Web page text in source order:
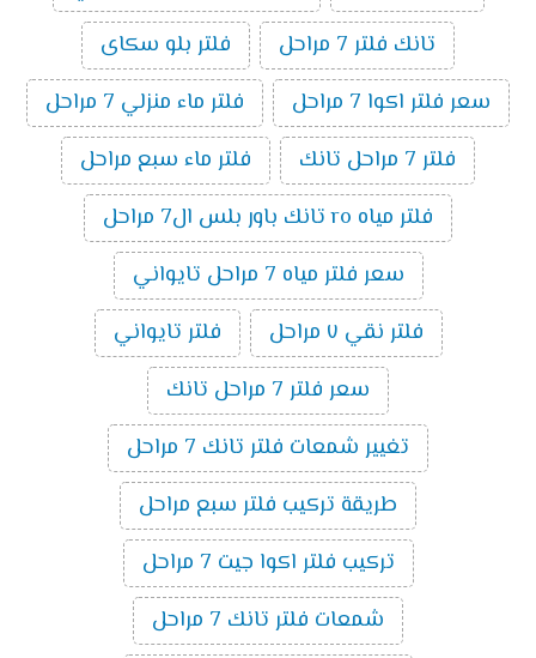
تانك فلتر 7 مراحل
فلتر بلو سكاى
سعر فلتر اكوا 7 مراحل
فلتر ماء منزلي 7 مراحل
فلتر 7 مراحل تانك
فلتر ماء سبع مراحل
فلتر مياه ro تانك باور بلس ال7 مراحل
سعر فلتر مياه 7 مراحل تايواني
فلتر نقي ٧ مراحل
فلتر تايواني
سعر فلتر 7 مراحل تانك
تغيير شمعات فلتر تانك 7 مراحل
طريقة تركيب فلتر سبع مراحل
تركيب فلتر اكوا جيت 7 مراحل
شمعات فلتر تانك 7 مراحل